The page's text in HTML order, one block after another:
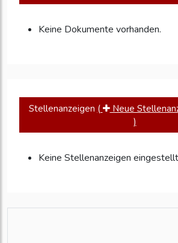
Keine Dokumente vorhanden.
Stellenanzeigen (
Neue
)
Keine Stellenanzeigen